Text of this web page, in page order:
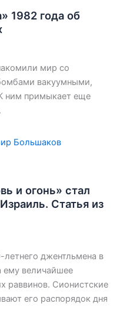
1982 года об
мир со
вакуумными,
ним примыкает еще
и огонь» стал
Статья из
летнего джентльмена в
ему величайшее
раввинов. Сионистские
его распорядок дня